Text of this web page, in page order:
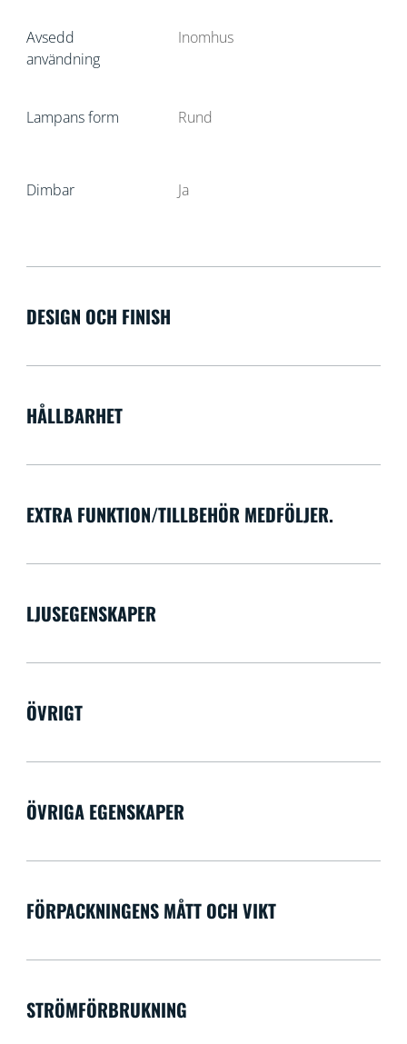
Avsedd
användning
Inomhus
Lampans form Rund
Dimbar Ja
DESIGN OCH FINISH
HÅLLBARHET
EXTRA FUNKTION/TILLBEHÖR MEDFÖLJER.
LJUSEGENSKAPER
ÖVRIGT
ÖVRIGA EGENSKAPER
FÖRPACKNINGENS MÅTT OCH VIKT
STRÖMFÖRBRUKNING